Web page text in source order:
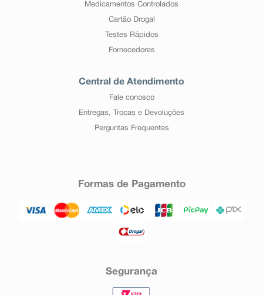
Medicamentos Controlados
Cartão Drogal
Testes Rápidos
Fornecedores
Central de Atendimento
Fale conosco
Entregas, Trocas e Devoluções
Perguntas Frequentes
Formas de Pagamento
Segurança